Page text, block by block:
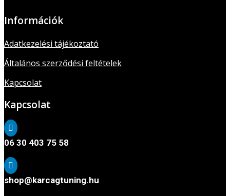
Információk
Adatkezelési tájékoztató
Általános szerződési feltételek
Kapcsolat
Kapcsolat

06 30 403 75 58

shop@karcagtuning.hu